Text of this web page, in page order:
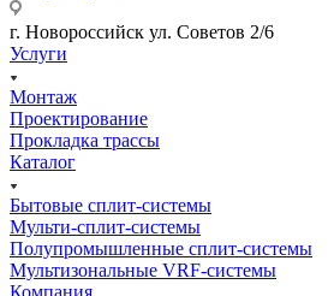
г. Новороссийск ул. Советов 2/6
Услуги
Монтаж
Проектирование
Прокладка трассы
Каталог
Бытовые сплит-системы
Мульти-сплит-системы
Полупромышленные сплит-системы
Мультизональные VRF-системы
Компания